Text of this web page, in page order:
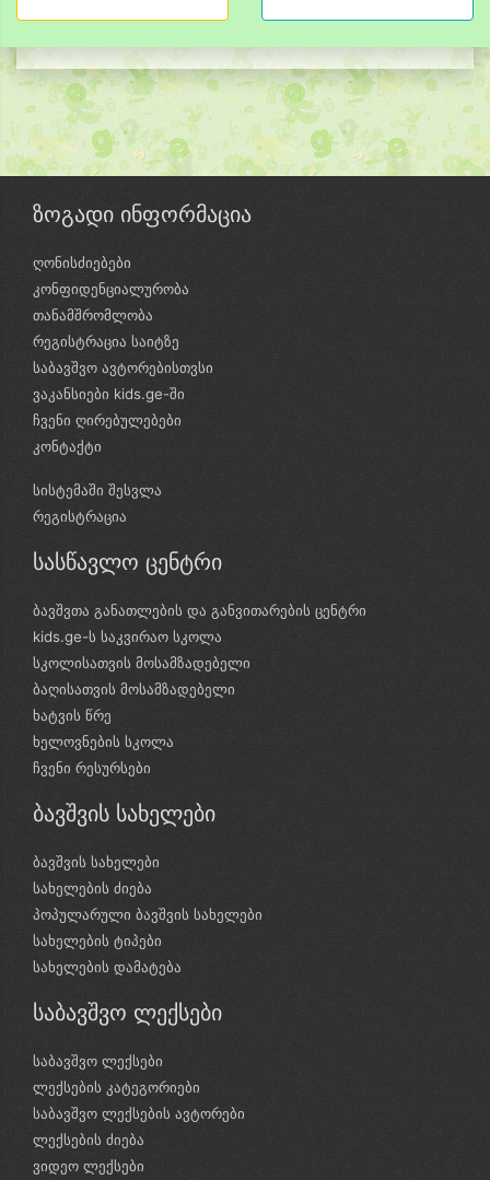
ზოგადი ინფორმაცია
ღონისძიებები
კონფიდენციალურობა
თანამშრომლობა
რეგისტრაცია საიტზე
საბავშვო ავტორებისთვსი
ვაკანსიები kids.ge-ში
ჩვენი ღირებულებები
კონტაქტი
სისტემაში შესვლა
რეგისტრაცია
სასწავლო ცენტრი
ბავშვთა განათლების და განვითარების ცენტრი
kids.ge-ს საკვირაო სკოლა
სკოლისათვის მოსამზადებელი
ბაღისათვის მოსამზადებელი
ხატვის წრე
ხელოვნების სკოლა
ჩვენი რესურსები
ბავშვის სახელები
ბავშვის სახელები
სახელების ძიება
პოპულარული ბავშვის სახელები
სახელების ტიპები
სახელების დამატება
საბავშვო ლექსები
საბავშვო ლექსები
ლექსების კატეგორიები
საბავშვო ლექსების ავტორები
ლექსების ძიება
ვიდეო ლექსები